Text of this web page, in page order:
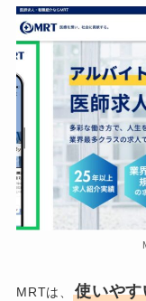
MRTは、
使いや